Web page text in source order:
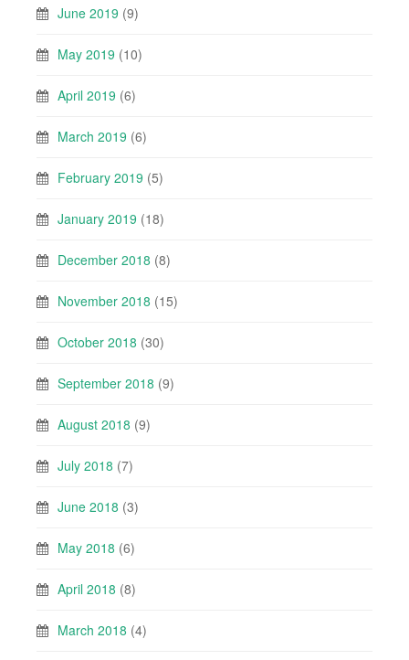
June 2019 (9)
May 2019 (10)
April 2019 (6)
March 2019 (6)
February 2019 (5)
January 2019 (18)
December 2018 (8)
November 2018 (15)
October 2018 (30)
September 2018 (9)
August 2018 (9)
July 2018 (7)
June 2018 (3)
May 2018 (6)
April 2018 (8)
March 2018 (4)